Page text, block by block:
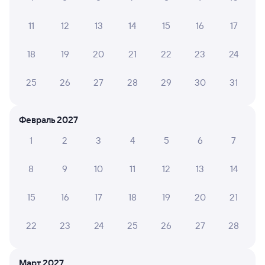
Бердск
Новосибирск-Главный
21:01 21:59
Найдём билет на поезд за вас
11 12 13 14 15 16 17
18 19 20 21 22 23 24
25 26 27 28 29 30 31
Февраль 2027
1
2 3 4 5 6 7
8 9 10 11 12 13 14
15 16 17 18 19 20 21
22 23 24 25 26 27 28